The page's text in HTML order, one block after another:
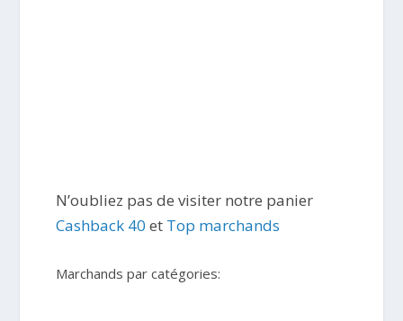
N’oubliez pas de visiter notre panier
Cashback 40 et Top marchands
Marchands par catégories: